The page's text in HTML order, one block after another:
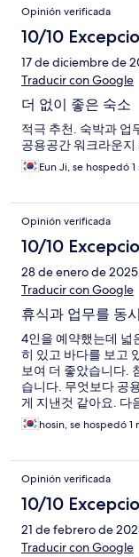
Opinión verificada
10/10
17 de diciembre de
Traducir con Google
더 없이 좋은 숙소
적극 추천. 숙박과 업
공용공간 워크라운
Eun Ji, se hospedó
Opinión verificada
10/10
28 de enero de 2025
Traducir con Google
휴식과 업무를 동
4인을 예약했는데 넓
히 있고 바다를 보고
보여 더 좋았습니다.
습니다. 무엇보다 공
게 지낸것 같아요. 다
hosin, se hospedó 1
Opinión verificada
10/10
21 de febrero de
Traducir con Google